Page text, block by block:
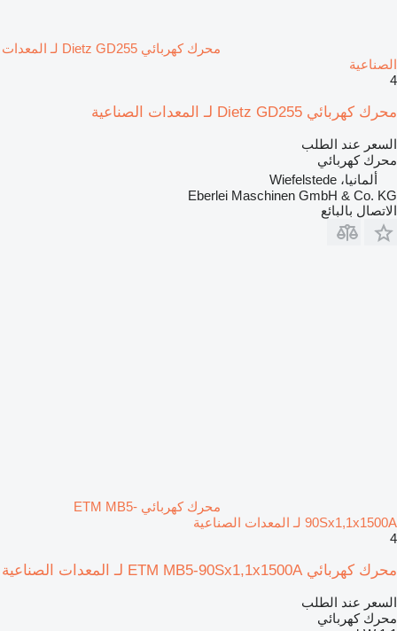
محرك كهربائي Dietz GD255 لـ المعدات
الصناعية
4
محرك كهربائي Dietz GD255 لـ المعدات الصناعية
السعر عند الطلب
محرك كهربائي
ألمانيا، Wiefelstede
Eberlei Maschinen GmbH & Co. KG
الاتصال بالبائع
محرك كهربائي ETM MB5-
90Sx1,1x1500A لـ المعدات الصناعية
4
محرك كهربائي ETM MB5-90Sx1,1x1500A لـ المعدات الصناعية
السعر عند الطلب
محرك كهربائي